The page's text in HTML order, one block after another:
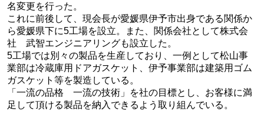
名変更を行った。
これに前後して、現会長が愛媛県伊予市出身である関係か
ら愛媛県下に5工場を設立。また、関係会社として株式会
社 武智エンジニアリングも設立した。
5工場では別々の製品を生産しており、一例として松山事
業部は冷蔵庫用ドアガスケット、伊予事業部は建築用ゴム
ガスケット等を製造している。
「一流の品格 一流の技術」を社の目標とし、お客様に満
足して頂ける製品を納入できるよう取り組んでいる。